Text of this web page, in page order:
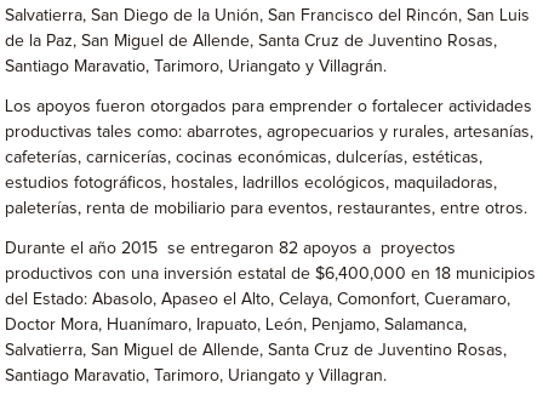
Salvatierra, San Diego de la Unión, San Francisco del Rincón, San Luis
de la Paz, San Miguel de Allende, Santa Cruz de Juventino Rosas,
Santiago Maravatio, Tarimoro, Uriangato y Villagrán.
Los apoyos fueron otorgados para emprender o fortalecer actividades
productivas tales como: abarrotes, agropecuarios y rurales, artesanías,
cafeterías, carnicerías, cocinas económicas, dulcerías, estéticas,
estudios fotográficos, hostales, ladrillos ecológicos, maquiladoras,
paleterías, renta de mobiliario para eventos, restaurantes, entre otros.
Durante el año 2015 se entregaron 82 apoyos a proyectos
productivos con una inversión estatal de $6,400,000 en 18 municipios
del Estado: Abasolo, Apaseo el Alto, Celaya, Comonfort, Cueramaro,
Doctor Mora, Huanímaro, Irapuato, León, Penjamo, Salamanca,
Salvatierra, San Miguel de Allende, Santa Cruz de Juventino Rosas,
Santiago Maravatio, Tarimoro, Uriangato y Villagran.